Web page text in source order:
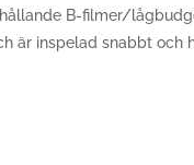
B-filmer/
är inspelad snabbt och